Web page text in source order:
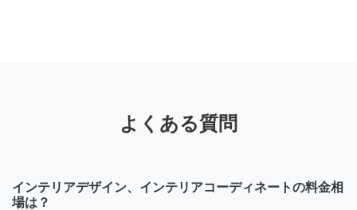
よくある質問
インテリアデザイン、インテリアコーディネートの料金相
場は？